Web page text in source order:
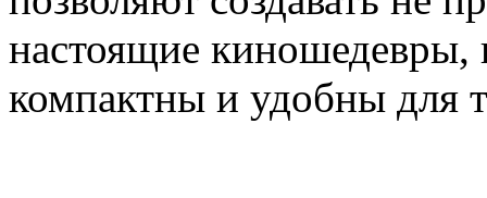
настоящие киношедевры,
компактны и удобны для